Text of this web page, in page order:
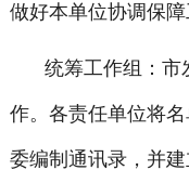
做好本单位协调保
统筹工作组：市
作。各责任单位将
委编制通讯录，并